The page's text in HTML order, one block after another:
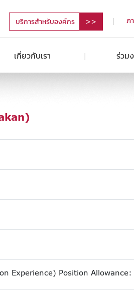
บริการสำหรับองค์กร ภ
เกี่ยวกับเรา ร่วม
Experience) Position